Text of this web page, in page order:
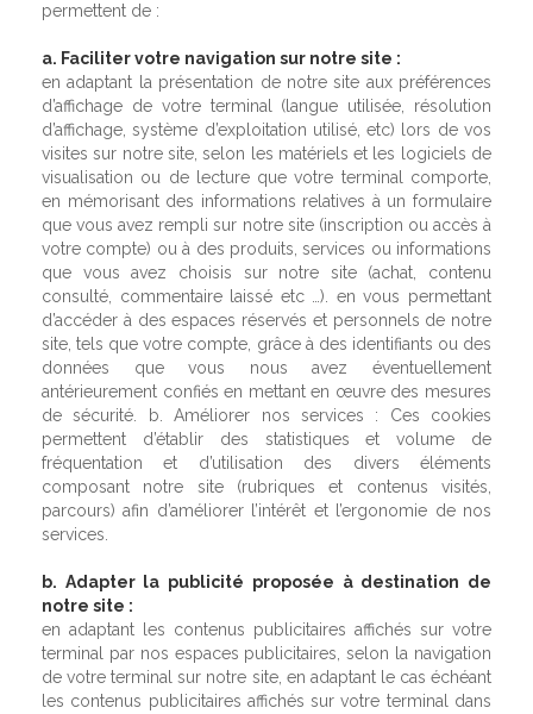
permettent de :
a. Faciliter votre navigation sur notre site :
en adaptant la présentation de notre site aux préférences
d’affichage de votre terminal (langue utilisée, résolution
d’affichage, système d’exploitation utilisé, etc) lors de vos
visites sur notre site, selon les matériels et les logiciels de
visualisation ou de lecture que votre terminal comporte,
en mémorisant des informations relatives à un formulaire
que vous avez rempli sur notre site (inscription ou accès à
votre compte) ou à des produits, services ou informations
que vous avez choisis sur notre site (achat, contenu
consulté, commentaire laissé etc …). en vous permettant
d’accéder à des espaces réservés et personnels de notre
site, tels que votre compte, grâce à des identifiants ou des
données que vous nous avez éventuellement
antérieurement confiés en mettant en œuvre des mesures
de sécurité. b. Améliorer nos services : Ces cookies
permettent d’établir des statistiques et volume de
fréquentation et d’utilisation des divers éléments
composant notre site (rubriques et contenus visités,
parcours) afin d’améliorer l’intérêt et l’ergonomie de nos
services.
b. Adapter la publicité proposée à destination de
notre site :
en adaptant les contenus publicitaires affichés sur votre
terminal par nos espaces publicitaires, selon la navigation
de votre terminal sur notre site, en adaptant le cas échéant
les contenus publicitaires affichés sur votre terminal dans